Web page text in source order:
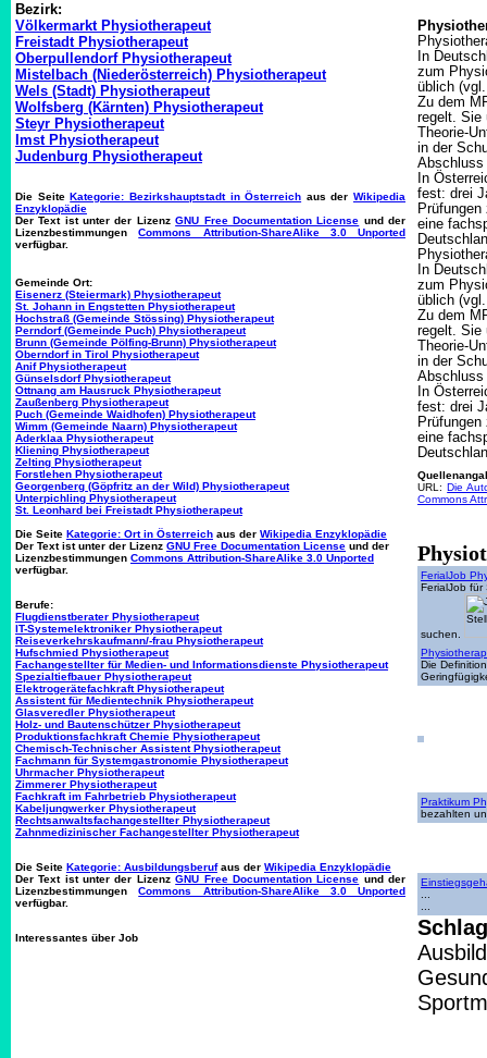
Bezirk:
Völkermarkt Physiotherapeut
Freistadt Physiotherapeut
Oberpullendorf Physiotherapeut
Mistelbach (Niederösterreich) Physiotherapeut
Wels (Stadt) Physiotherapeut
Wolfsberg (Kärnten) Physiotherapeut
Steyr Physiotherapeut
Imst Physiotherapeut
Judenburg Physiotherapeut
Die SeiteKategorie: Bezirkshauptstadt in Österreich aus der Wikipedia
Enzyklopädie
Der Text ist unter der LizenzGNU Free Documentation License und der
LizenzbestimmungenCommons Attribution-ShareAlike 3.0 Unported
verfügbar.
Gemeinde Ort:
Eisenerz (Steiermark) Physiotherapeut
St. Johann in Engstetten Physiotherapeut
Hochstraß (Gemeinde Stössing) Physiotherapeut
Perndorf (Gemeinde Puch) Physiotherapeut
Brunn (Gemeinde Pölfing-Brunn) Physiotherapeut
Oberndorf in Tirol Physiotherapeut
Anif Physiotherapeut
Günselsdorf Physiotherapeut
Ottnang am Hausruck Physiotherapeut
Zaußenberg Physiotherapeut
Puch (Gemeinde Waidhofen) Physiotherapeut
Wimm (Gemeinde Naarn) Physiotherapeut
Aderklaa Physiotherapeut
Kliening Physiotherapeut
Zelting Physiotherapeut
Forstlehen Physiotherapeut
Georgenberg (Göpfritz an der Wild) Physiotherapeut
Unterpichling Physiotherapeut
St. Leonhard bei Freistadt Physiotherapeut
Die Seite Kategorie: Ort in Österreich aus der Wikipedia Enzyklopädie
Der Text ist unter der Lizenz GNU Free Documentation License und der
Lizenzbestimmungen Commons Attribution-ShareAlike 3.0 Unported
verfügbar.
Berufe:
Flugdienstberater Physiotherapeut
IT-Systemelektroniker Physiotherapeut
Reiseverkehrskaufmann/-frau Physiotherapeut
Hufschmied Physiotherapeut
Fachangestellter für Medien- und Informationsdienste Physiotherapeut
Spezialtiefbauer Physiotherapeut
Elektrogerätefachkraft Physiotherapeut
Assistent für Medientechnik Physiotherapeut
Glasveredler Physiotherapeut
Holz- und Bautenschützer Physiotherapeut
Produktionsfachkraft Chemie Physiotherapeut
Chemisch-Technischer Assistent Physiotherapeut
Fachmann für Systemgastronomie Physiotherapeut
Uhrmacher Physiotherapeut
Zimmerer Physiotherapeut
Fachkraft im Fahrbetrieb Physiotherapeut
Kabeljungwerker Physiotherapeut
Rechtsanwaltsfachangestellter Physiotherapeut
Zahnmedizinischer Fachangestellter Physiotherapeut
Die Seite Kategorie: Ausbildungsberufaus der Wikipedia Enzyklopädie
Der Text ist unter der LizenzGNU Free Documentation License und der
LizenzbestimmungenCommons Attribution-ShareAlike 3.0 Unported
verfügbar.
Interessantes über Job
In
zum
üblich
Zu dem
regelt. Sie
Theorie-
in der
Abschluss
In
fest: drei
eine
In
zum
üblich
Zu dem
regelt. Sie
Theorie-
in der
Abschluss
In
fest: drei
eine
URL:Die
Commons
FerialJob
FerialJob für
suchen.
Die
Praktikum
bezahlten